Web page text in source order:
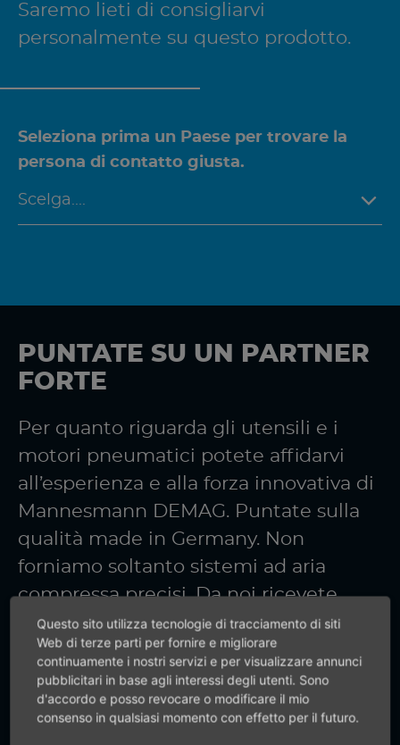
Saremo lieti di consigliarvi
personalmente su questo prodotto.
Seleziona prima un Paese per trovare la
persona di contatto giusta.
PUNTATE SU UN PARTNER
FORTE
Per quanto riguarda gli utensili e i
motori pneumatici potete affidarvi
all’esperienza e alla forza innovativa di
Mannesmann DEMAG. Puntate sulla
qualità made in Germany. Non
forniamo soltanto sistemi ad aria
compressa precisi. Da noi ricevete
anche informazioni precise.
+49 (0) 7159-18093-0
Questo sito utilizza tecnologie di tracciamento di siti
Web di terze parti per fornire e migliorare
continuamente i nostri servizi e per visualizzare annunci
pubblicitari in base agli interessi degli utenti. Sono
d'accordo e posso revocare o modificare il mio
consenso in qualsiasi momento con effetto per il futuro.